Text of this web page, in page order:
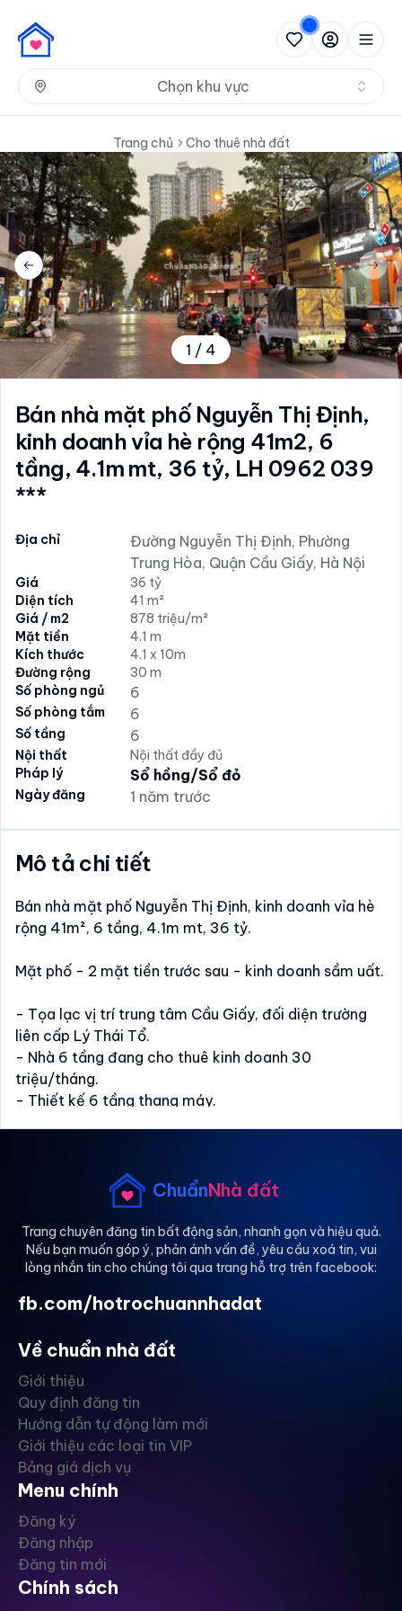
Chọn khu vực
Trang chủ Cho thuê nhà đất
Previous slide
1 / 4
Bán nhà mặt phố Nguyễn Thị Định,
kinh doanh vỉa hè rộng 41m2, 6
tầng, 4.1m mt, 36 tỷ, LH 0962 039
***
Địa chỉ
Đường Nguyễn Thị Định, Phường
Trung Hòa, Quận Cầu Giấy, Hà Nội
Giá
36 tỷ
Diện tích
41 m²
Giá / m2
878 triệu/m²
Mặt tiền
4.1 m
Kích thước
4.1 x 10m
Đường rộng
30 m
Số phòng ngủ
6
Số phòng tắm 6
Số tầng 6
Nội thất
Nội thất đầy đủ
Pháp lý
Sổ hồng/Sổ đỏ
Ngày đăng 1 năm trước
Mô tả chi tiết
Bán nhà mặt phố Nguyễn Thị Định, kinh doanh vỉa hè
rộng 41m², 6 tầng, 4.1m mt, 36 tỷ.
Mặt phố - 2 mặt tiền trước sau - kinh doanh sầm uất.
- Tọa lạc vị trí trung tâm Cầu Giấy, đối diện trường
liên cấp Lý Thái Tổ.
- Nhà 6 tầng đang cho thuê kinh doanh 30
triệu/tháng.
- Thiết kế 6 tầng thang máy.
- Sổ đỏ chính chủ sẵn giao dịch.
ChuẩnNhà đất
Trang chuyên đăng tin bất động sản, nhanh gọn và hiệu quả.
Nếu bạn muốn góp ý, phản ánh vấn đề, yêu cầu xoá tin, vui
lòng nhắn tin cho chúng tôi qua trang hỗ trợ trên facebook:
fb.com/hotrochuannhadat
Về chuẩn nhà đất
Giới thiệu
Quy định đăng tin
Hướng dẫn tự động làm mới
Giới thiệu các loại tin VIP
Bảng giá dịch vụ
Menu chính
Đăng ký
Đăng nhập
Đăng tin mới
Chính sách